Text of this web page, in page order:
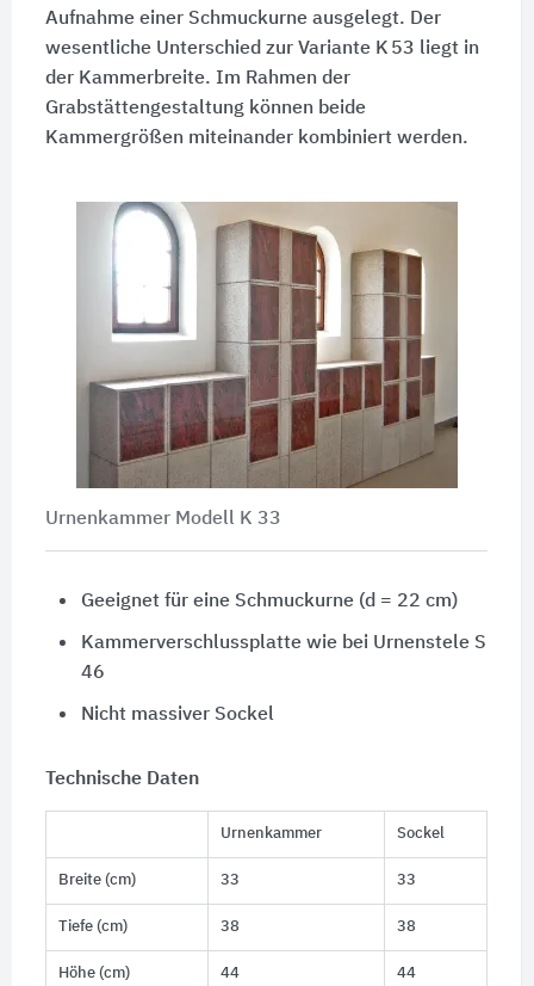
Aufnahme einer Schmuckurne ausgelegt. Der
wesentliche Unterschied zur Variante K 53 liegt in
der Kammerbreite. Im Rahmen der
Grabstättengestaltung können beide
Kammergrößen miteinander kombiniert werden.
Urnenkammer Modell K 33
Geeignet für eine Schmuckurne (d = 22 cm)
Kammerverschlussplatte wie bei Urnenstele S
46
Nicht massiver Sockel
Technische Daten
Urnenkammer Sockel
Breite (cm) 33 33
Tiefe (cm) 38 38
Höhe (cm) 44 44